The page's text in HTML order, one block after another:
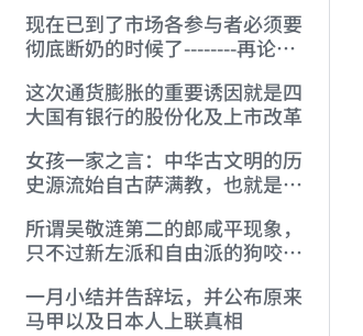
现在已到了市场各参与者必须要
彻底断奶的时候了--------再论华
这次通货膨胀的重要诱因就是四
大国有银行的股份化及上市改革
女孩一家之言：中华古文明的历
史源流始自古萨满教，也就是巫
所谓吴敬涟第二的郎咸平现象，
只不过新左派和自由派的狗咬狗
一月小结并告辞坛，并公布原来
马甲以及日本人上联真相